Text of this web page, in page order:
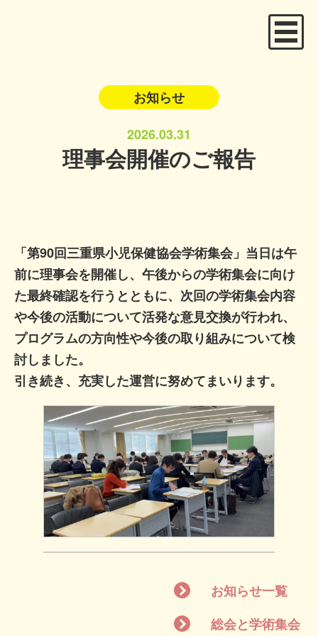
お知らせ
2026.03.31
理事会開催のご報告
「第90回三重県小児保健協会学術集会」当日は午
前に理事会を開催し、午後からの学術集会に向け
た最終確認を行うとともに、次回の学術集会内容
や今後の活動について活発な意見交換が行われ、
プログラムの方向性や今後の取り組みについて検
討しました。
引き続き、充実した運営に努めてまいります。
お知らせ一覧
総会と学術集会